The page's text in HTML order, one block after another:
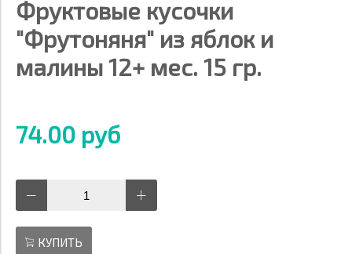
Фруктовые кусочки
"Фрутоняня" из яблок и
малины 12+ мес. 15 гр.
74.00 руб
КУПИТЬ